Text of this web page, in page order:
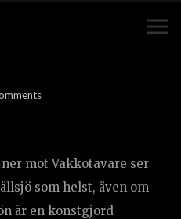
mot Vakkotavare ser
som helst, även om
är en konstgjord